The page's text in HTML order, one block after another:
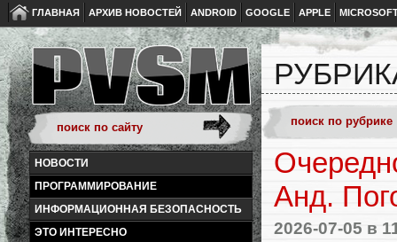
ГЛАВНАЯ АРХИВ НОВОСТЕЙ ANDROID GOOGLE APPLE
НОВОСТИ
ПРОГРАММИРОВАНИЕ
ИНФОРМАЦИОННАЯ БЕЗОПАСНОСТЬ
ЭТО ИНТЕРЕСНО
Анд.
2026-07-05 в